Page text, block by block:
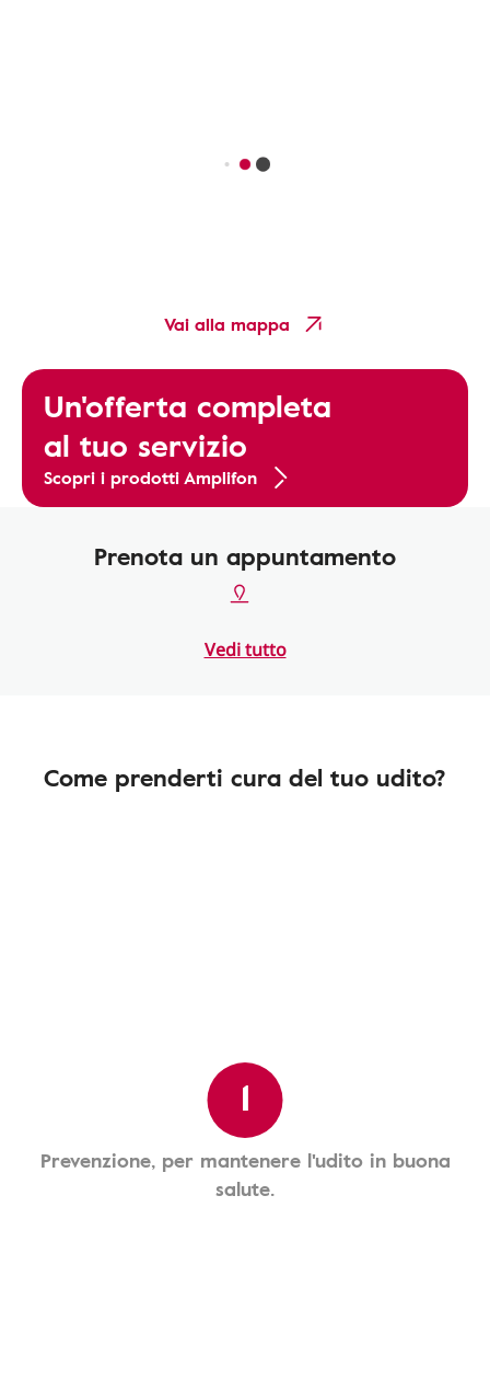
Vai alla mappa
Un'offerta completa
al tuo servizio
Scopri i prodotti Amplifon
Prenota un appuntamento
Vedi tutto
Come prenderti cura del tuo udito?
1
Prevenzione, per mantenere l'udito in buona
salute.